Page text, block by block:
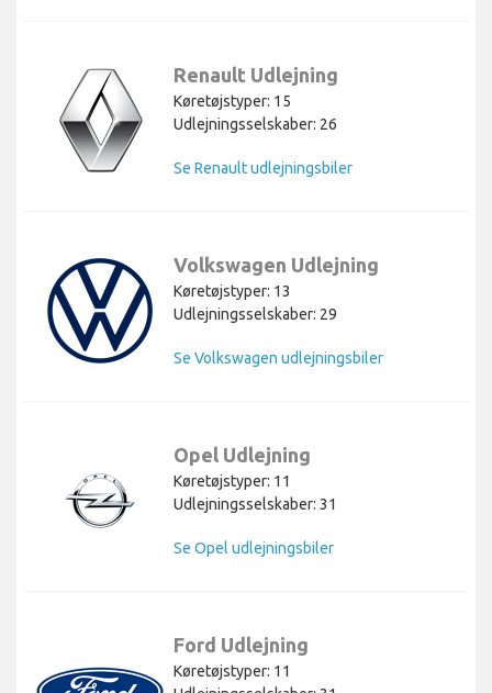
Renault Udlejning
Køretøjstyper: 15
Udlejningsselskaber: 26
Se Renault udlejningsbiler
Volkswagen Udlejning
Køretøjstyper: 13
Udlejningsselskaber: 29
Se Volkswagen udlejningsbiler
Opel Udlejning
Køretøjstyper: 11
Udlejningsselskaber: 31
Se Opel udlejningsbiler
Ford Udlejning
Køretøjstyper: 11